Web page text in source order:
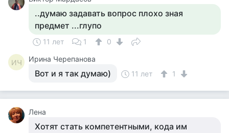
..думаю задавать вопрос плохо зная
предмет ...глупо
11 лет 1 0
ИЧ Ирина Черепанова
Вот и я так думаю) 11 лет 1
Лена
Хотят стать компетентными, кода им